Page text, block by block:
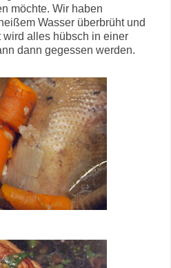
möchte. Wir haben
Wasser überbrüht und
wird alles hübsch in einer
dann gegessen werden.